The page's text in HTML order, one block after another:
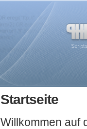
Startseite
Willkommen auf